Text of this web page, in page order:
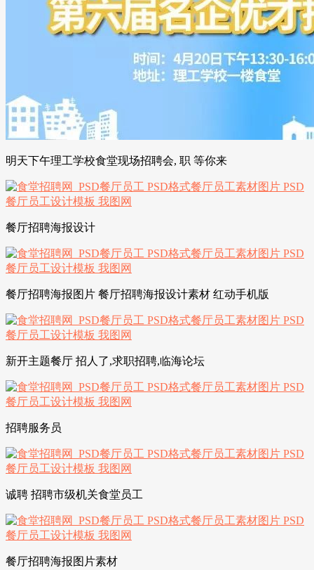
明天下午理工学校食堂现场招聘会, 职 等你来
餐厅招聘海报设计
餐厅招聘海报图片 餐厅招聘海报设计素材 红动手机版
新开主题餐厅 招人了,求职招聘,临海论坛
招聘服务员
诚聘 招聘市级机关食堂员工
餐厅招聘海报图片素材